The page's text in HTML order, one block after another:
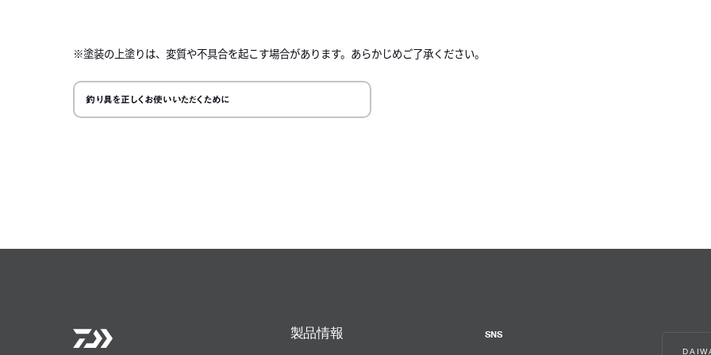
※塗装の上塗りは、変質や不具合を起こす場合があります。あらかじめご了承ください。
釣り具を正しくお使いいただくために
製品情報 SNS